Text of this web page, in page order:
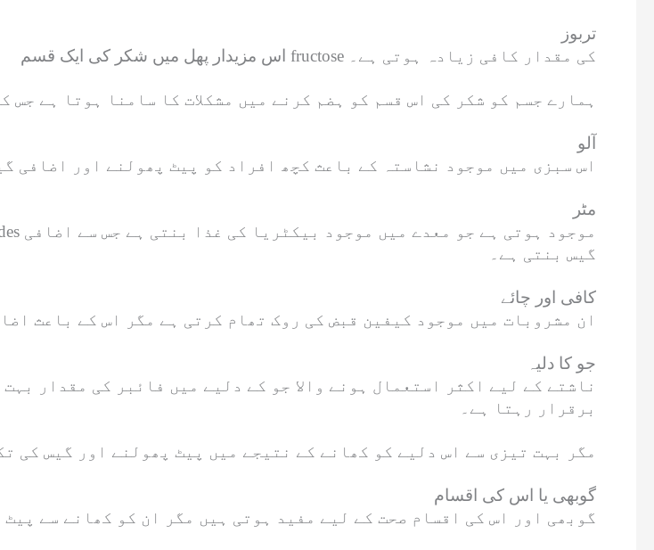
تربوز
اس مزیدار پھل میں شکر کی ایک قسم fructose کی مقدار کافی زیادہ ہوتی ہے۔
ہمارے جسم کو شکر کی اس قسم کو ہضم کرنے میں مشکلات کا سامنا ہوتا ہے جس
آلو
اس سبزی میں موجود نشاستہ کے باعث کچھ افراد کو پیٹ پھولنے اور اضافی
مٹر
گیس بنتی ہے۔
کافی اور چائے
ان مشروبات میں موجود کیفین قبض کی روک تھام کرتی ہے مگر اس کے باعث
جو کا دلیہ
ناشتے کے لیے اکثر استعمال ہونے والا جو کے دلیے میں فائبر کی مقدار
برقرار رہتا ہے۔
مگر بہت تیزی سے اس دلیے کو کھانے کے نتیجے میں پیٹ پھولنے اور گیس کی
گوبھی یا اس کی اقسام
گوبھی اور اس کی اقسام صحت کے لیے مفید ہوتی ہیں مگر ان کو کھانے سے